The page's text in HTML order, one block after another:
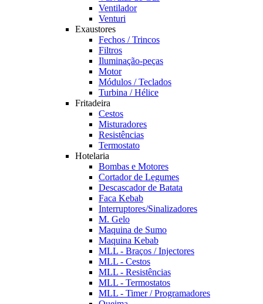
Ventilador
Venturi
Exaustores
Fechos / Trincos
Filtros
Iluminação-peças
Motor
Módulos / Teclados
Turbina / Hélice
Fritadeira
Cestos
Misturadores
Resistências
Termostato
Hotelaria
Bombas e Motores
Cortador de Legumes
Descascador de Batata
Faca Kebab
Interruptores/Sinalizadores
M. Gelo
Maquina de Sumo
Maquina Kebab
MLL - Braços / Injectores
MLL - Cestos
MLL - Resistências
MLL - Termostatos
MLL - Timer / Programadores